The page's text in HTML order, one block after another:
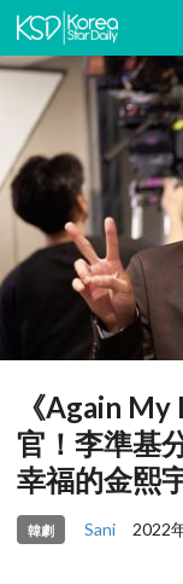
《Again
官！李準基
幸福的金熙
韓劇 Sani 2022